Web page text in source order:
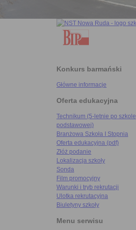
Konkurs barmański
Główne informacje
Oferta edukacyjna
Technikum (5-letnie po szkole
podstawowej)
Branżowa Szkoła I Stopnia
Oferta edukacyjna (pdf)
Złóż podanie
Lokalizacja szkoły
Sonda
Film promocyjny
Warunki i tryb rekrutacji
Ulotka rekrutacyjna
Biuletyny szkoły
Menu serwisu